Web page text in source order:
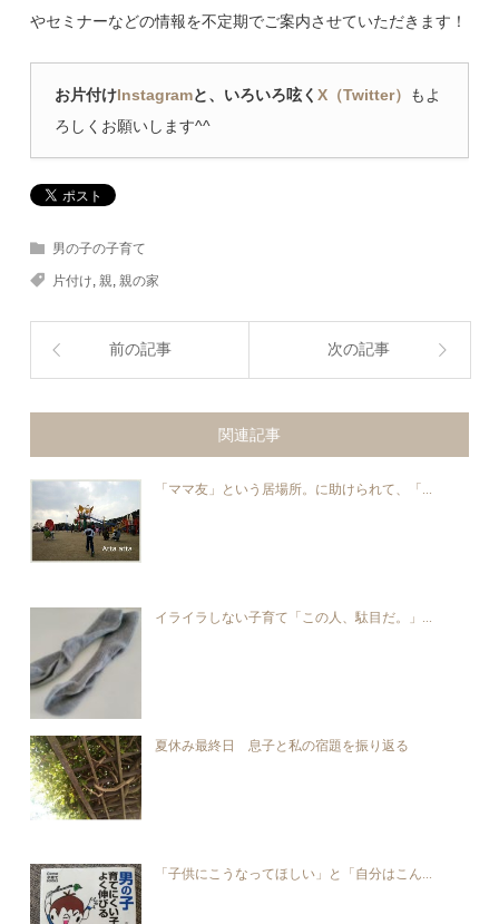
やセミナーなどの情報を不定期でご案内させていただきます！
お片付けInstagramと、いろいろ呟くX（Twitter）
もよ
ろしくお願いします^^
男の子の子育て
片付け,親,親の家
前の記事 次の記事
関連記事
「ママ友」という居場所。に助けられて、「...
イライラしない子育て「この人、駄目だ。」...
夏休み最終日 息子と私の宿題を振り返る
「子供にこうなってほしい」と「自分はこん...